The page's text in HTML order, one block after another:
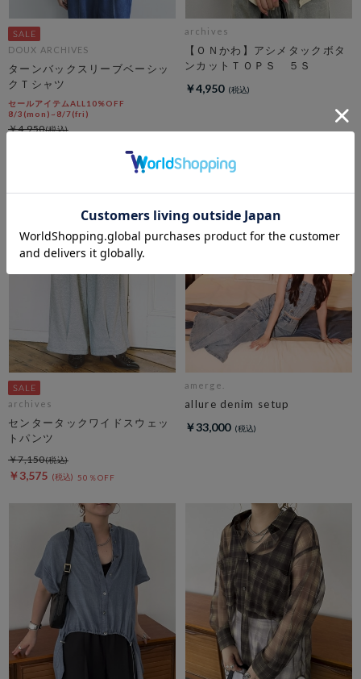
DOUX ARCHIVES
ターンバックスリーブベーシッ
クＴシャツ
セールアイテムALL10%OFF
8/3(mon)~8/7(fri)
￥4,950
archives
【ＯＮかわ】アシメタックボタ
ンカットＴＯＰＳ ５Ｓ
￥4,950
archives
センタータックワイドスウェッ
トパンツ
￥3,575 50％OFF
￥7,150
amerge.
allure denim setup
￥33,000